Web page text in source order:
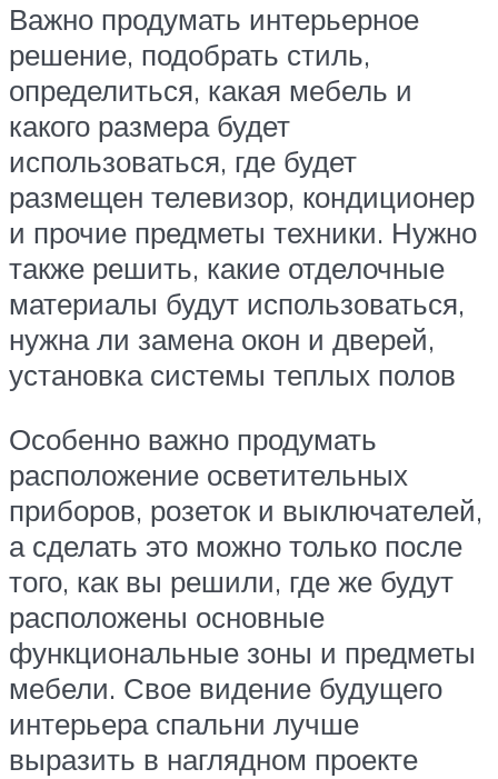
Важно продумать интерьерное
решение, подобрать стиль,
определиться, какая мебель и
какого размера будет
использоваться, где будет
размещен телевизор, кондиционер
и прочие предметы техники. Нужно
также решить, какие отделочные
материалы будут использоваться,
нужна ли замена окон и дверей,
установка системы теплых полов
Особенно важно продумать
расположение осветительных
приборов, розеток и выключателей,
а сделать это можно только после
того, как вы решили, где же будут
расположены основные
функциональные зоны и предметы
мебели. Свое видение будущего
интерьера спальни лучше
выразить в наглядном проекте